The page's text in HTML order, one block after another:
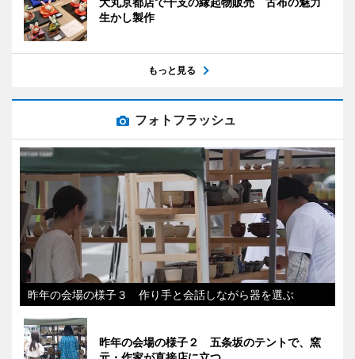
生かし製作
もっと見る
フォトフラッシュ
昨年の会場の様子３ 作り手と会話しながら器を選ぶ
昨年の会場の様子２ 五条坂のテントで、窯